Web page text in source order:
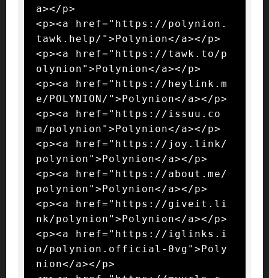
a></p>
<p><a href="https://polynion.
tawk.help/">Polynion</a></p>
<p><a href="https://tawk.to/p
olynion">Polynion</a></p>
<p><a href="https://heylink.m
e/POLYNION/">Polynion</a></p>
<p><a href="https://issuu.co
m/polynion">Polynion</a></p>
<p><a href="https://joy.link/
polynion">Polynion</a></p>
<p><a href="https://about.me/
polynion">Polynion</a></p>
<p><a href="https://giveit.li
nk/polynion">Polynion</a></p>
<p><a href="https://iglinks.i
o/polynion.official-0vg">Poly
nion</a></p>